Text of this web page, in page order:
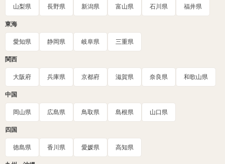
山梨県 長野県 新潟県 富山県 石川県 福井県
東海
愛知県 静岡県 岐阜県 三重県
関西
大阪府 兵庫県 京都府 滋賀県 奈良県 和歌山県
中国
岡山県 広島県 鳥取県 島根県 山口県
四国
徳島県 香川県 愛媛県 高知県